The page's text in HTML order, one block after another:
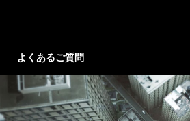
よくあるご質問